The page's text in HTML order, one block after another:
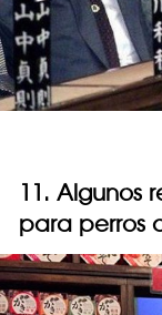
11. Algunos
para perros